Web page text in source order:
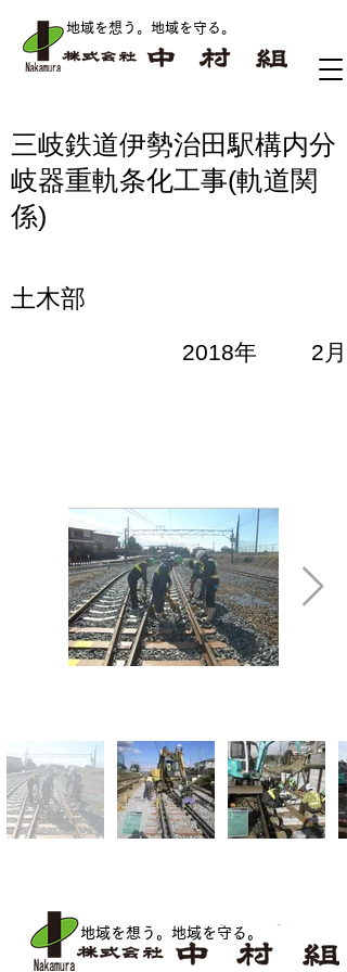
地域を想う。地域を守る 。
三岐鉄道伊勢治田駅構内分
岐器重軌条化工事(軌道関
係)
土木部
2018年 2月
地域を想う。地域を守る 。